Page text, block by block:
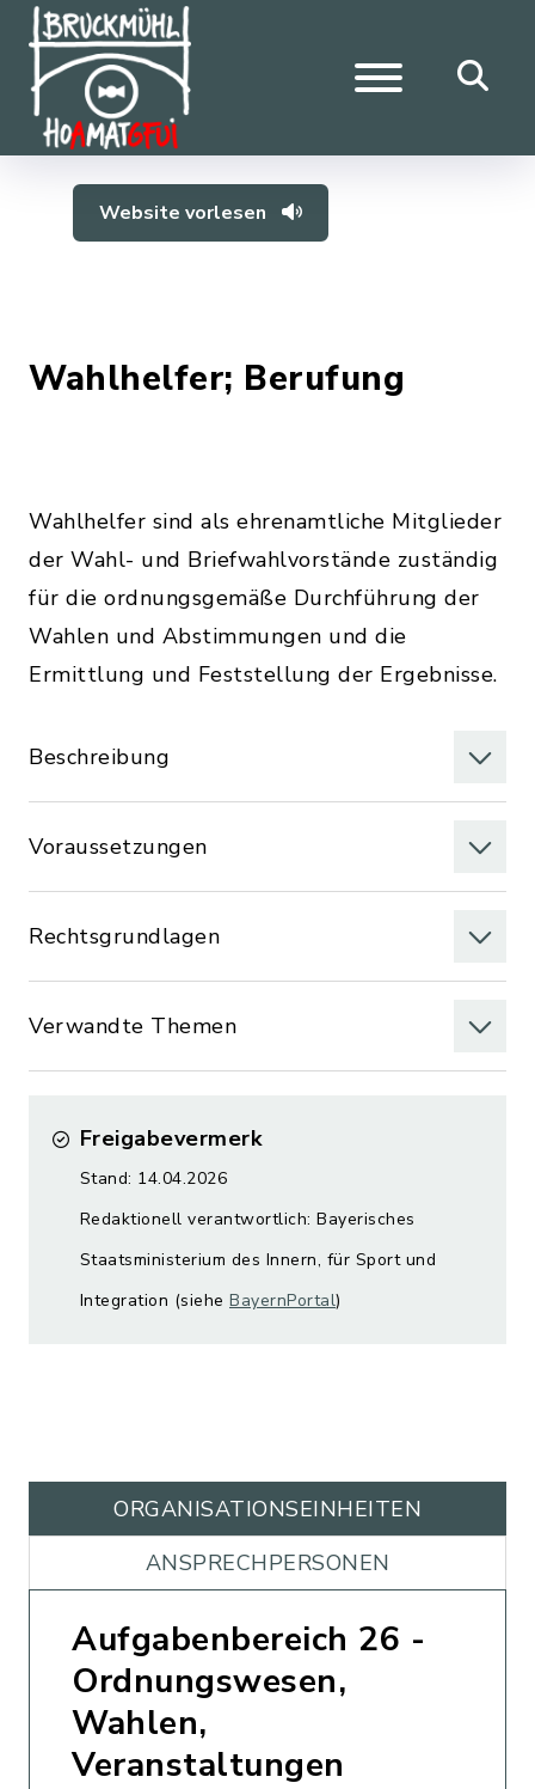
Website vorlesen
Wahlhelfer; Berufung
Wahlhelfer sind als ehrenamtliche Mitglieder
der Wahl- und Briefwahlvorstände zuständig
für die ordnungsgemäße Durchführung der
Wahlen und Abstimmungen und die
Ermittlung und Feststellung der Ergebnisse.
Beschreibung
Voraussetzungen
Rechtsgrundlagen
Verwandte Themen
Freigabevermerk
Stand: 14.04.2026
Redaktionell verantwortlich: Bayerisches
Staatsministerium des Innern, für Sport und
Integration (siehe BayernPortal)
ORGANISATIONS­EINHEITEN
ANSPRECHPERSONEN
Aufgabenbereich 26 -
Ordnungswesen,
Wahlen,
Veranstaltungen